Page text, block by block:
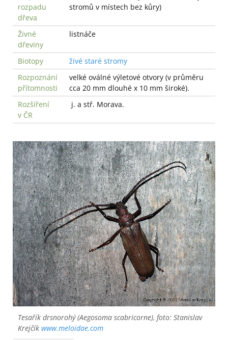
rozpadu
dřeva
stromů v místech bez kůry)
Živné
dřeviny
listnáče
Biotopy
živé staré stromy
Rozpoznání
přítomnosti
velké oválné výletové otvory (v průměru
cca 20 mm dlouhé x 10 mm široké).
Rozšíření
v ČR
j. a stř. Morava.
Tesařík drsnorohý (Aegosoma scabricorne), foto: Stanislav
Krejčík www.meloidae.com